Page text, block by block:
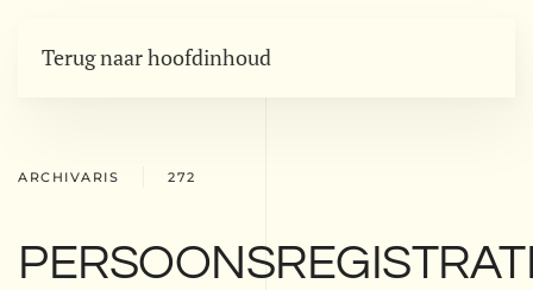
Terug naar hoofdinhoud
ARCHIVARIS 272